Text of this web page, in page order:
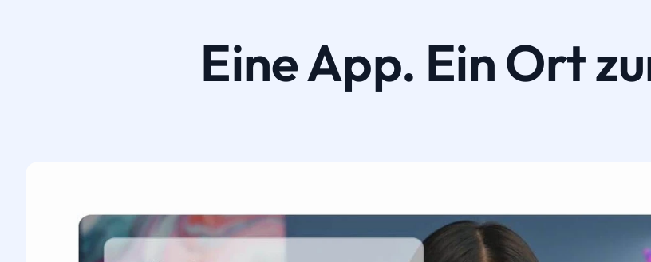
Eine App. Ein Ort